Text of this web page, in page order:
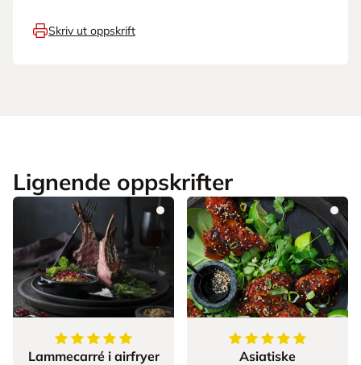
Skriv ut oppskrift
Lignende oppskrifter
5av5stjerner
Lammecarré i airfryer
5av5stjerner
Asiatiske